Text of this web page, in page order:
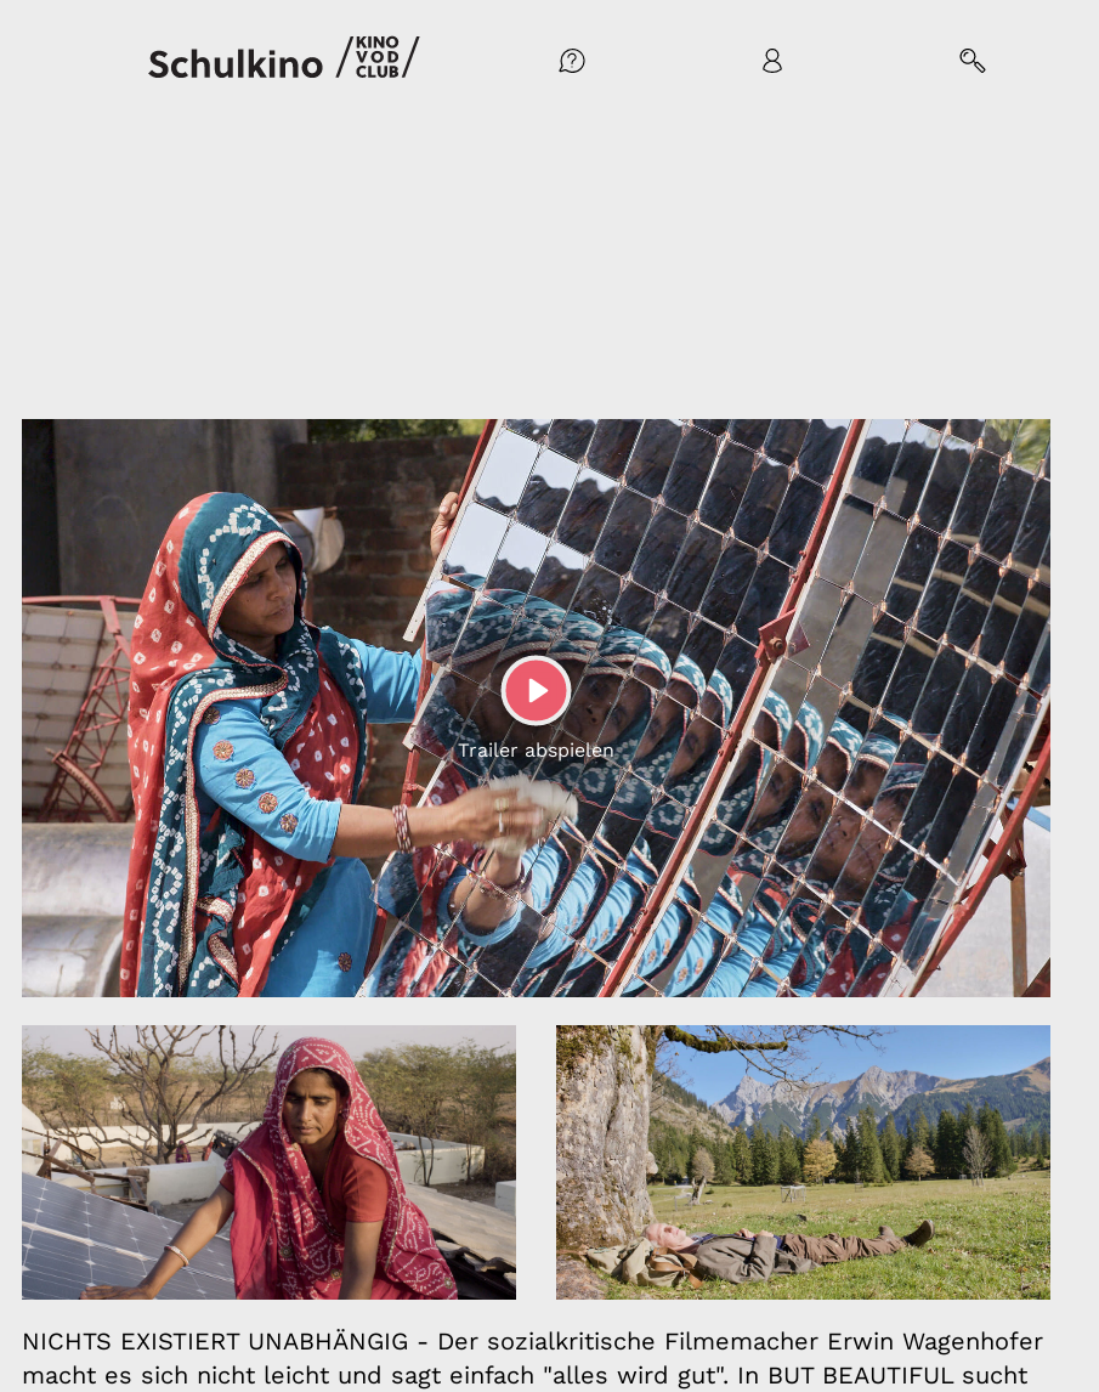
Suche
PLAY
Trailer abspielen
NICHTS EXISTIERT UNABHÄNGIG - Der sozialkritische Filmemacher Erwin Wagenhofer
macht es sich nicht leicht und sagt einfach "alles wird gut". In BUT BEAUTIFUL sucht